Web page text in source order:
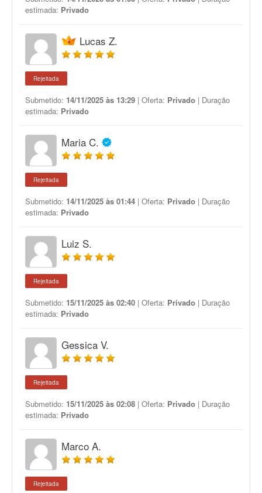
estimada: Privado
Lucas Z.
Rejeitada
Submetido: 14/11/2025 às 13:29 | Oferta: Privado | Duração
estimada: Privado
Maria C.
Rejeitada
Submetido: 14/11/2025 às 01:44 | Oferta: Privado | Duração
estimada: Privado
Luiz S.
Rejeitada
Submetido: 15/11/2025 às 02:40 | Oferta: Privado | Duração
estimada: Privado
Gessica V.
Rejeitada
Submetido: 15/11/2025 às 02:08 | Oferta: Privado | Duração
estimada: Privado
Marco A.
Rejeitada